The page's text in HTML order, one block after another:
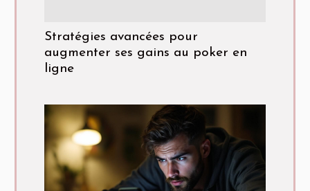
Stratégies avancées pour
augmenter ses gains au poker en
ligne